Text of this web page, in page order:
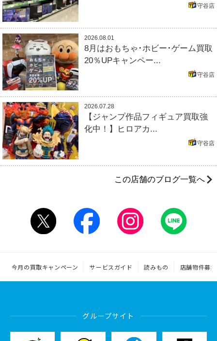
守谷店
2026.08.01
8月はおもちゃ･ホビー･ゲーム買取
20％UPキャンペー...
守谷店
2026.07.28
【ジャンプ作品フィギュア買取強
化中！】ヒロアカ...
守谷店
この店舗のブログ一覧へ
今月の買取キャンペーン サービスガイド 読みもの 店舗物件募集
グループサイト